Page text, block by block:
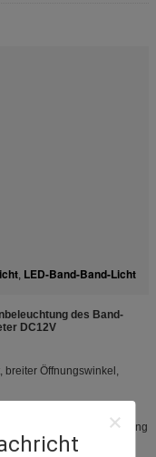
, LED-Band-Band-Licht
des Band-
DC12V
breiter Öffnungswinkel,
Lebensdauer, freie Wartung